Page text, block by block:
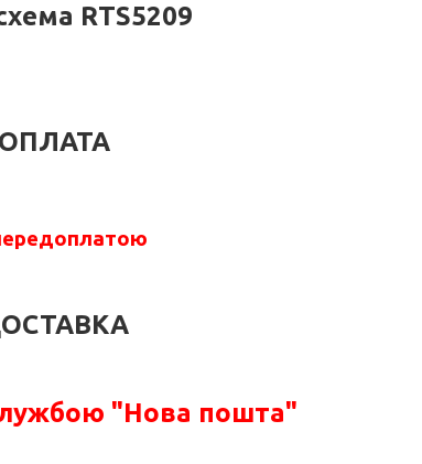
RTS5209
"Нова пошта"